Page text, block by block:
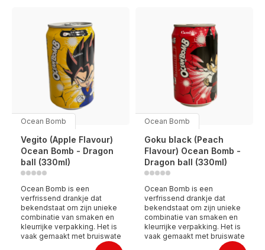
Ocean Bomb
Vegito (Apple Flavour)
Ocean Bomb - Dragon
ball (330ml)
Ocean Bomb is een
verfrissend drankje dat
bekendstaat om zijn unieke
combinatie van smaken en
kleurrijke verpakking. Het is
vaak gemaakt met bruiswate
Ocean Bomb
Goku black (Peach
Flavour) Ocean Bomb -
Dragon ball (330ml)
Ocean Bomb is een
verfrissend drankje dat
bekendstaat om zijn unieke
combinatie van smaken en
kleurrijke verpakking. Het is
vaak gemaakt met bruiswate